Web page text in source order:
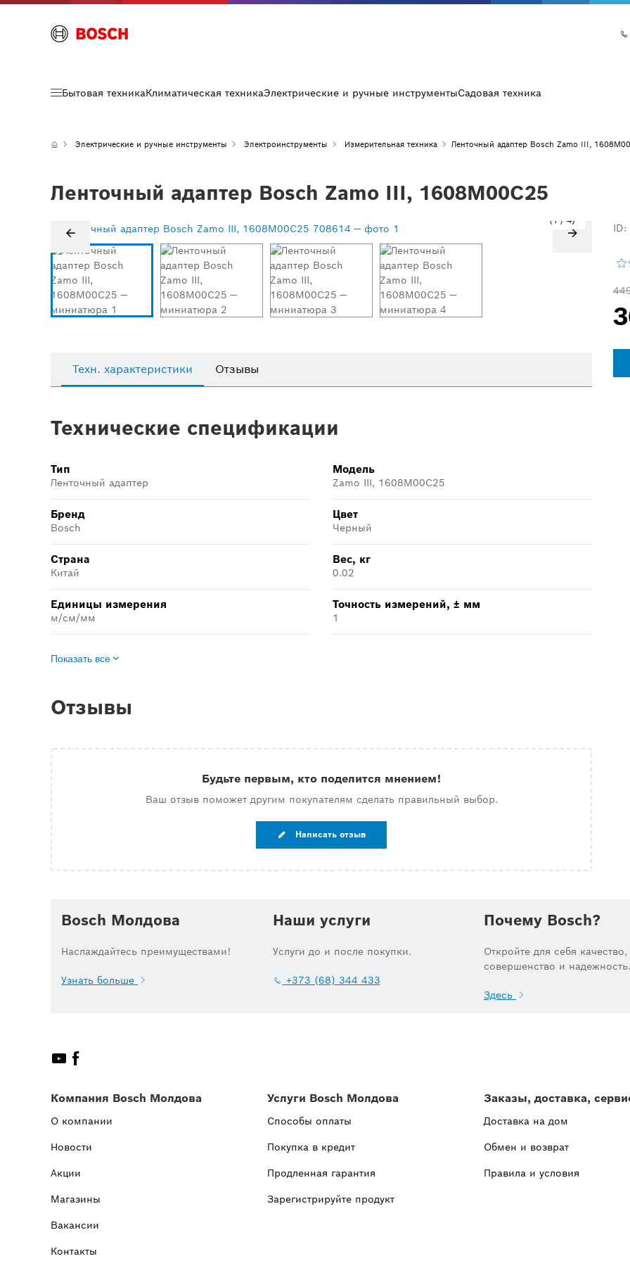
Бытовая техникаКлиматическая техникаЭлектрические и ручные инструментыСадовая техника
Электрические и ручные инструменты Электроинструменты Измерительная техника Ленточный адаптер Bosch Zamo III,
Ленточный адаптер Bosch Zamo III, 1608M00C25
1 / 4
ID:
Техн. характеристики Отзывы
Технические спецификации
Тип
Ленточный адаптер
Модель
Zamo III, 1608M00C25
Бренд
Bosch
Цвет
Черный
Страна
Китай
Вес, кг
0.02
Единицы измерения
м/см/мм
Точность измерений, ± мм
1
Показать все
Отзывы
Будьте первым, кто поделится мнением!
Ваш отзыв поможет другим покупателям сделать правильный выбор.
Написать отзыв
Bosch Молдова
Наслаждайтесь преимуществами!
Узнать больше
Наши услуги
Услуги до и после покупки.
+373 (68) 344 433
Почему Bosch?
Откройте для себя качество,
совершенство и надежность.
Здесь
Компания Bosch Молдова
О компании
Новости
Акции
Магазины
Вакансии
Контакты
Услуги Bosch Молдова
Способы оплаты
Покупка в кредит
Продленная гарантия
Зарегистрируйте продукт
Заказы, доставка,
Доставка на дом
Обмен и возврат
Правила и условия